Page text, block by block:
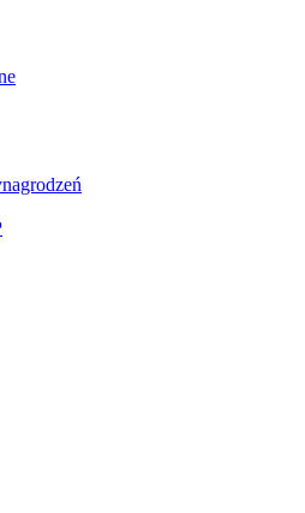
karcie